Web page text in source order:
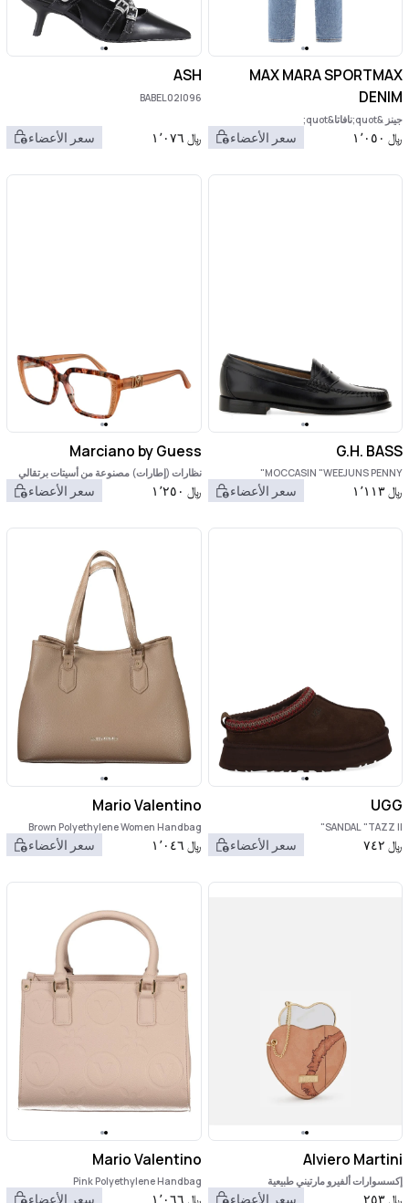
MAX MARA SPORTMAX
DENIM
جينز &quot;نافاتا&quot;
﷼ ١٬٠٥٠ سعر الأعضاء
ASH
BABEL02|096
﷼ ١٬٠٧٦ سعر الأعضاء
G.H. BASS
MOCCASIN "WEEJUNS PENNY"
﷼١٬١١٣ سعر الأعضاء
Marciano by Guess
نظارات (إطارات) مصنوعة من أسيتات برتقالي
اللون
﷼ ١٬٢٥٠ سعر الأعضاء
UGG
SANDAL "TAZZ II"
﷼ ٧٤٢ سعر الأعضاء
Mario Valentino
Brown Polyethylene Women Handbag
﷼ ١٬٠٤٦ سعر الأعضاء
Alviero Martini
إكسسوارات ألفيرو مارتيني طبيعية
﷼ ٢٥٣ سعر الأعضاء
Mario Valentino
Pink Polyethylene Handbag
﷼ ١٬٠٦٦ سعر الأعضاء